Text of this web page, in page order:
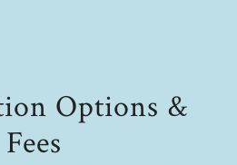
Options &
Fees